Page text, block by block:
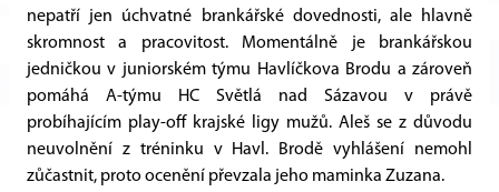
nepatří jen úchvatné brankářské dovednosti, ale hlavně
skromnost a pracovitost. Momentálně je brankářskou
jedničkou v juniorském týmu Havlíčkova Brodu a zároveň
pomáhá A-týmu HC Světlá nad Sázavou v právě
probíhajícím play-off krajské ligy mužů. Aleš se z důvodu
neuvolnění z tréninku v Havl. Brodě vyhlášení nemohl
zůčastnit, proto ocenění převzala jeho maminka Zuzana.